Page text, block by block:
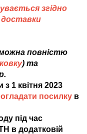
згідно
доставки
повністю
) та
1 квітня 2023
посилку в
під час
в додатковій